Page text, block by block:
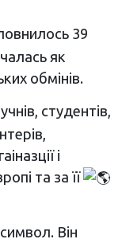
39
як
обмінів.
студентів,
і
та за її
Він